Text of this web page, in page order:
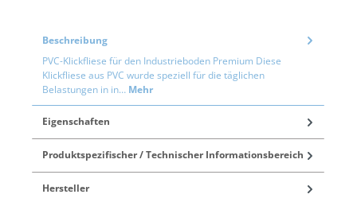
Beschreibung
PVC-Klickfliese für den Industrieboden Premium Diese
Klickfliese aus PVC wurde speziell für die täglichen
Belastungen in in… Mehr
Eigenschaften
Produktspezifischer / Technischer Informationsbereich
Hersteller